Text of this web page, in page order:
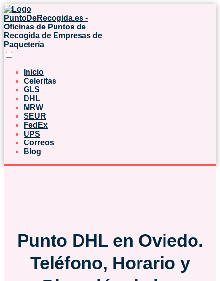
Inicio
Celeritas
GLS
DHL
MRW
SEUR
FedEx
UPS
Correos
Blog
Punto DHL en Oviedo.
Teléfono, Horario y